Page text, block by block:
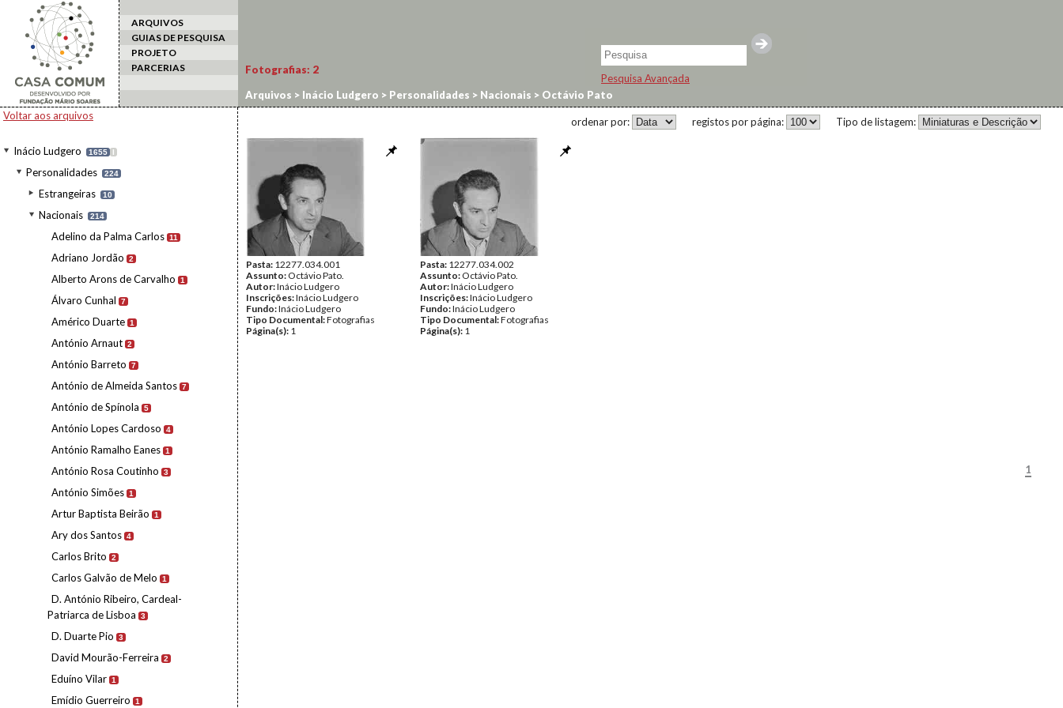
ARQUIVOS
GUIAS DE PESQUISA
PROJETO
PARCERIAS
Pesquisa Avançada
Voltar aos arquivos
Inácio Ludgero 1655 I
Personalidades 224
Estrangeiras 10
Nacionais 214
Adelino da Palma Carlos 11
Adriano Jordão 2
Alberto Arons de Carvalho 1
Álvaro Cunhal 7
Américo Duarte 1
António Arnaut 2
António Barreto 7
António de Almeida Santos 7
António de Spínola 5
António Lopes Cardoso 4
António Ramalho Eanes 1
António Rosa Coutinho 3
António Simões 1
Artur Baptista Beirão 1
Ary dos Santos 4
Carlos Brito 2
Carlos Galvão de Melo 1
D. António Ribeiro, Cardeal-
Patriarca de Lisboa
3
D. Duarte Pio 3
David Mourão-Ferreira 2
Eduíno Vilar 1
Emídio Guerreiro 1
Fotografias: 2
Arquivos > Inácio Ludgero > Personalidades > Nacionais > Octávio Pato
Tipo de listagem:
registos por página:
ordenar por:
Pasta: 12277.034.001
Assunto: Octávio Pato.
Autor:Inácio Ludgero
Inscrições:Inácio Ludgero
Fundo:Inácio Ludgero
Tipo Documental:Fotografias
Página(s): 1
Pasta: 12277.034.002
Assunto: Octávio Pato.
Autor:Inácio Ludgero
Inscrições:Inácio Ludgero
Fundo:Inácio Ludgero
Tipo Documental:Fotografias
Página(s): 1
1